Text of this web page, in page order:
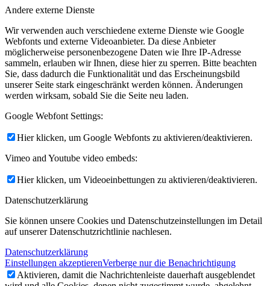
Andere externe Dienste
Wir verwenden auch verschiedene externe Dienste wie Google
Webfonts und externe Videoanbieter. Da diese Anbieter
möglicherweise personenbezogene Daten wie Ihre IP-Adresse
sammeln, erlauben wir Ihnen, diese hier zu sperren. Bitte beachten
Sie, dass dadurch die Funktionalität und das Erscheinungsbild
unserer Seite stark eingeschränkt werden können. Änderungen
werden wirksam, sobald Sie die Seite neu laden.
Google Webfont Settings:
Hier klicken, um Google Webfonts zu aktivieren/deaktivieren.
Vimeo and Youtube video embeds:
Hier klicken, um Videoeinbettungen zu aktivieren/deaktivieren.
Datenschutzerklärung
Sie können unsere Cookies und Datenschutzeinstellungen im Detail
auf unserer Datenschutzrichtlinie nachlesen.
Datenschutzerklärung
Einstellungen akzeptierenVerberge nur die Benachrichtigung
Aktivieren, damit die Nachrichtenleiste dauerhaft ausgeblendet